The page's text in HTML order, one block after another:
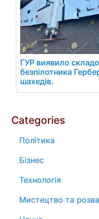
ГУР виявило
безпілотника
шахедів.
Categories
Політика
Бізнес
Технологія
Мистецтво та